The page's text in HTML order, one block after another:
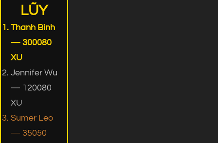
LŨY
Thanh Bình
— 300080
XU
Jennifer Wu
— 120080
XU
Sumer Leo
— 35050